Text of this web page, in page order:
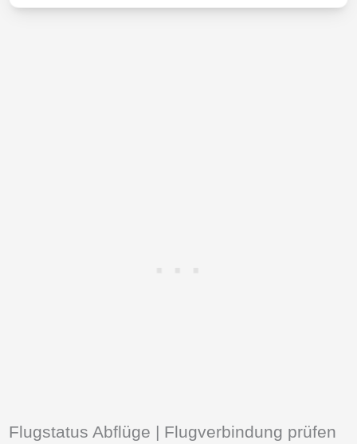
Flugstatus Abflüge | Flugverbindung prüfen